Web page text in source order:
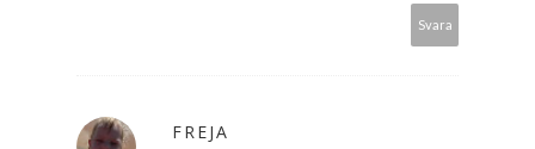
Svara
FREJA